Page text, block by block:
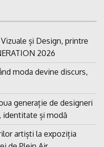
și Design, printre
2026
moda devine discurs,
generație de designeri
identitate și modă
artiști la expoziția